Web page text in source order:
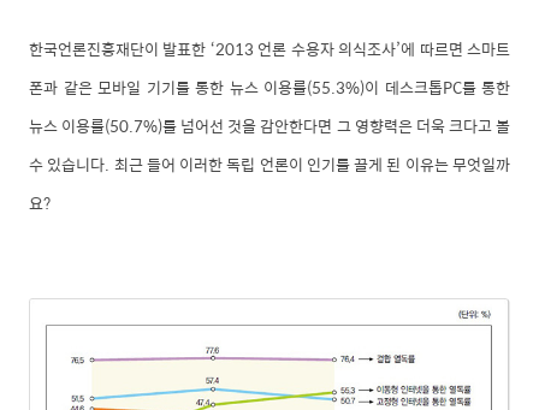
한국언론진흥재단이 발표한 ‘2013 언론 수용자 의식조사’에 따르면 스마트
폰과 같은 모바일 기기를 통한 뉴스 이용률(55.3%)이 데스크톱PC를 통한
뉴스 이용률(50.7%)를 넘어선 것을 감안한다면 그 영향력은 더욱 크다고 볼
수 있습니다. 최근 들어 이러한 독립 언론이 인기를 끌게 된 이유는 무엇일까
요?